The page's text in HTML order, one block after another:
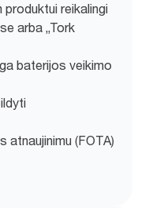
reikalingi
arba „Tork
baterijos veikimo
atnaujinimu (FOTA)